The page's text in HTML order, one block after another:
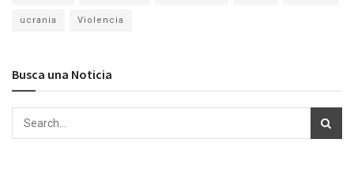
ucrania Violencia
Busca una Noticia